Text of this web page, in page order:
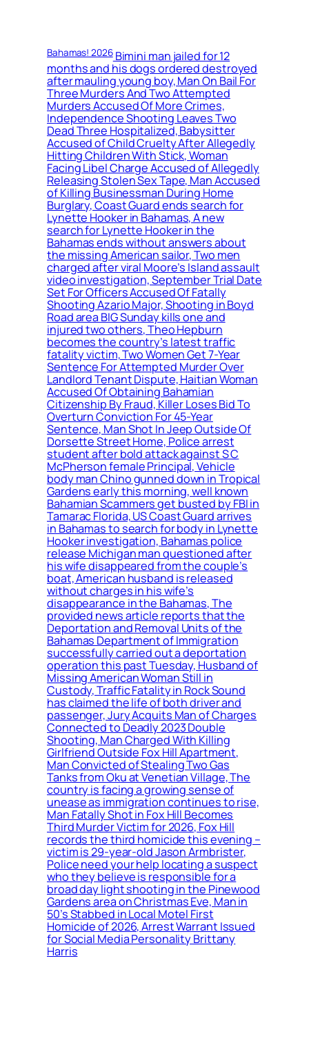
Bahamas! 2026Bimini man jailed for 12
months and his dogs ordered destroyed
after mauling young boy, Man On Bail For
Three Murders And Two Attempted
Murders Accused Of More Crimes,
Independence Shooting Leaves Two
Dead Three Hospitalized, Babysitter
Accused of Child Cruelty After Allegedly
Hitting Children With Stick, Woman
Facing Libel Charge Accused of Allegedly
Releasing Stolen Sex Tape, Man Accused
of Killing Businessman During Home
Burglary, Coast Guard ends search for
Lynette Hooker in Bahamas, A new
search for Lynette Hooker in the
Bahamas ends without answers about
the missing American sailor, Two men
charged after viral Moore’s Island assault
video investigation, September Trial Date
Set For Officers Accused Of Fatally
Shooting Azario Major, Shooting in Boyd
Road area BIG Sunday kills one and
injured two others, Theo Hepburn
becomes the country’s latest traffic
fatality victim, Two Women Get 7-Year
Sentence For Attempted Murder Over
Landlord Tenant Dispute, Haitian Woman
Accused Of Obtaining Bahamian
Citizenship By Fraud, Killer Loses Bid To
Overturn Conviction For 45-Year
Sentence, Man Shot In Jeep Outside Of
Dorsette Street Home, Police arrest
student after bold attack against S C
McPherson female Principal, Vehicle
body man Chino gunned down in Tropical
Gardens early this morning, well known
Bahamian Scammers get busted by FBI in
Tamarac Florida, US Coast Guard arrives
in Bahamas to search for body in Lynette
Hooker investigation, Bahamas police
release Michigan man questioned after
his wife disappeared from the couple’s
boat, American husband is released
without charges in his wife’s
disappearance in the Bahamas, The
provided news article reports that the
Deportation and Removal Units of the
Bahamas Department of Immigration
successfully carried out a deportation
operation this past Tuesday, Husband of
Missing American Woman Still in
Custody, Traffic Fatality in Rock Sound
has claimed the life of both driver and
passenger, Jury Acquits Man of Charges
Connected to Deadly 2023 Double
Shooting, Man Charged With Killing
Girlfriend Outside Fox Hill Apartment,
Man Convicted of Stealing Two Gas
Tanks from Oku at Venetian Village, The
country is facing a growing sense of
unease as immigration continues to rise,
Man Fatally Shot in Fox Hill Becomes
Third Murder Victim for 2026, Fox Hill
records the third homicide this evening –
victim is 29-year-old Jason Armbrister,
Police need your help locating a suspect
who they believe is responsible for a
broad day light shooting in the Pinewood
Gardens area on Christmas Eve, Man in
50’s Stabbed in Local Motel First
Homicide of 2026, Arrest Warrant Issued
for Social Media Personality Brittany
Harris